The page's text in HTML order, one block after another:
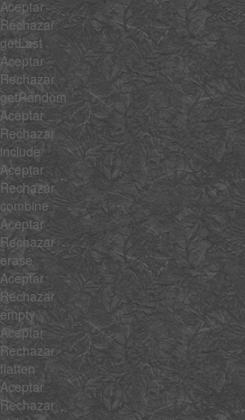
Aceptar
Rechazar
getLast
Aceptar
Rechazar
getRandom
Aceptar
Rechazar
include
Aceptar
Rechazar
combine
Aceptar
Rechazar
erase
Aceptar
Rechazar
empty
Aceptar
Rechazar
flatten
Aceptar
Rechazar